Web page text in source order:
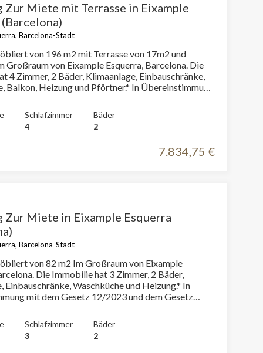
Zur Miete mit Terrasse in Eixample
Barcelona-Stadt
von 196 m2 mit Terrasse von 17m2 und
von Eixample Esquerra, Barcelona. Die
4 Zimmer, 2 Bäder, Klimaanlage, Einbauschränke,
Balkon, Heizung und Pförtner.* In Übereinstimmung
Index: 15,68 € / m2 Für diese Immobilie liegt kein
über Referenzmietpreise
letzten Mietvertrags: 7.597,00 €Dieser Eigentümer
als Luxusimmobilie; gemäß dem spanischen
el número completo está disponible bajo solicitud
Schlafzimmer
4
Bäder
2
7.834,75 €
Zur Miete in Eixample Esquerra
Barcelona-Stadt
von 82 m2 Im Großraum von Eixample
3 Zimmer, 2 Bäder,
Einbauschränke, Waschküche und Heizung.* In
mit dem Gesetz 12/2023 und dem Gesetz
1.255,00 €Miete des letzten
1.550,00 €Dieser Eigentümer gilt nicht als
Schlafzimmer
3
Bäder
2